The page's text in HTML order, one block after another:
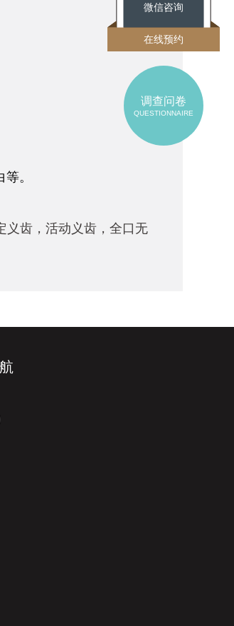
微信咨询
在线预约
调查问卷
QUESTIONNAIRE
。
齿，活动义齿，全口无